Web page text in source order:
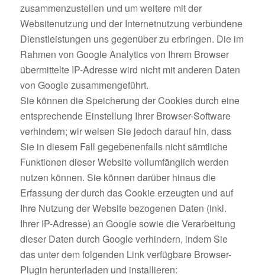
zusammenzustellen und um weitere mit der
Websitenutzung und der Internetnutzung verbundene
Dienstleistungen uns gegenüber zu erbringen. Die im
Rahmen von Google Analytics von Ihrem Browser
übermittelte IP-Adresse wird nicht mit anderen Daten
von Google zusammengeführt.
Sie können die Speicherung der Cookies durch eine
entsprechende Einstellung Ihrer Browser-Software
verhindern; wir weisen Sie jedoch darauf hin, dass
Sie in diesem Fall gegebenenfalls nicht sämtliche
Funktionen dieser Website vollumfänglich werden
nutzen können. Sie können darüber hinaus die
Erfassung der durch das Cookie erzeugten und auf
Ihre Nutzung der Website bezogenen Daten (inkl.
Ihrer IP-Adresse) an Google sowie die Verarbeitung
dieser Daten durch Google verhindern, indem Sie
das unter dem folgenden Link verfügbare Browser-
Plugin herunterladen und installieren: